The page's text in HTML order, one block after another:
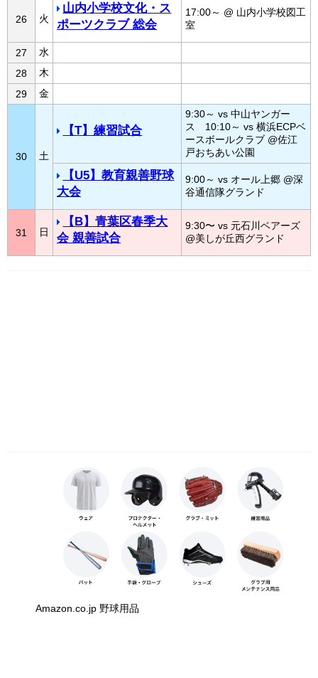
26 火
山内小学校文化・ス
ポーツクラブ 総会
17:00～ @ 山内小学校図工
室
27
水
28
木
29
金
30 土
【T】練習試合
9:30～ vs 中山ヤンガー
ス 10:10～ vs 横浜ECPベ
ースボールクラブ @佐江
戸おちあい公園
【U5】教育親善野球
大会
9:00～ vs オール上郷 @深
谷通信隊グランド
31 日
【B】青葉区春季大
会 親善試合
9:30〜 vs 元石川ベアーズ
@美しが丘西グランド
Amazon.co.jp 野球用品